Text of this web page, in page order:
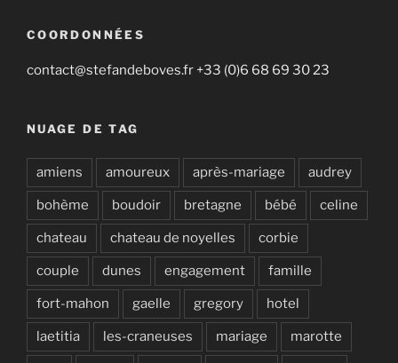
COORDONNÉES
contact@stefandeboves.fr +33 (0)6 68 69 30 23
NUAGE DE TAG
amiens amoureux après-mariage audrey
bohème boudoir bretagne bébé celine
chateau chateau de noyelles corbie
couple dunes engagement famille
fort-mahon gaelle gregory hotel
laetitia les-craneuses mariage marotte